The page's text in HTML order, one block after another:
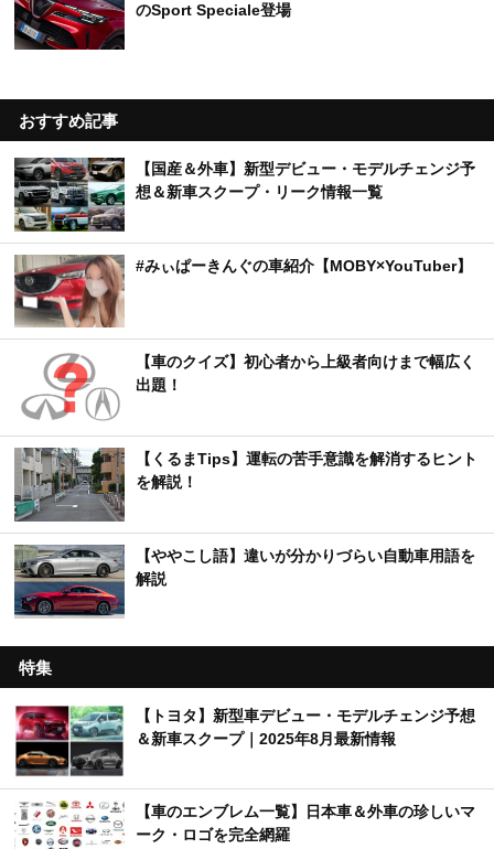
のSport Speciale登場
おすすめ記事
【国産＆外車】新型デビュー・モデルチェンジ予
想＆新車スクープ・リーク情報一覧
#みぃぱーきんぐの車紹介【MOBY×YouTuber】
【車のクイズ】初心者から上級者向けまで幅広く
出題！
【くるまTips】運転の苦手意識を解消するヒント
を解説！
【ややこし語】違いが分かりづらい自動車用語を
解説
特集
【トヨタ】新型車デビュー・モデルチェンジ予想
＆新車スクープ｜2025年8月最新情報
【車のエンブレム一覧】日本車＆外車の珍しいマ
ーク・ロゴを完全網羅